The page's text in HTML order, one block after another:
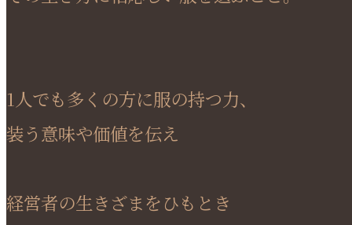
1人でも多くの方に服の持つ力、
装う意味や価値を伝え
経営者の生きざまをひもとき